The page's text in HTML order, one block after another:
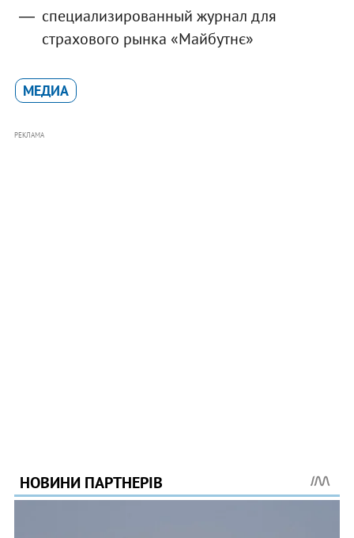
специализированный журнал для
страхового рынка «Майбутнє»
МЕДИА
РЕКЛАМА